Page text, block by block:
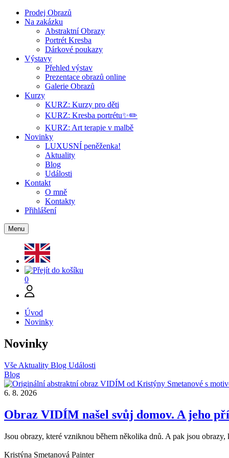
Prodej Obrazů
Na zakázku
Abstraktní Obrazy
Portrét Kresba
Dárkové poukazy
Výstavy
Přehled výstav
Prezentace obrazů online
Galerie Obrazů
Kurzy
KURZ: Kurzy pro děti
KURZ: Kresba portrétu✨✏️
KURZ: Art terapie v malbě
Novinky
LUXUSNÍ peněženka!
Aktuality
Blog
Události
Kontakt
O mně
Kontakty
Přihlášení
Menu
0
Úvod
Novinky
Novinky
Vše Aktuality Blog Události
Blog
6. 8. 2026
Obraz VIDÍM našel svůj domov. A jeho
Jsou obrazy, které vzniknou během několika dnů. A pak jsou
Kristýna Smetanová Painter